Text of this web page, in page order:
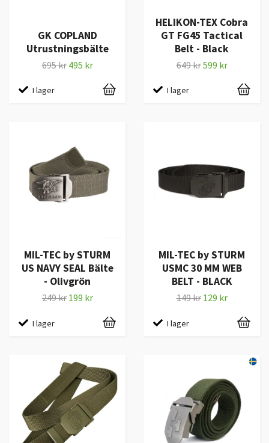
GK COPLAND
Utrustningsbälte
695 kr 495 kr
I lager
HELIKON-TEX Cobra
GT FG45 Tactical
Belt - Black
649 kr599 kr
I lager
MIL-TEC by STURM
US NAVY SEAL Bälte
- Olivgrön
249 kr 199 kr
I lager
MIL-TEC by STURM
USMC 30 MM WEB
BELT - BLACK
149 kr 129 kr
I lager